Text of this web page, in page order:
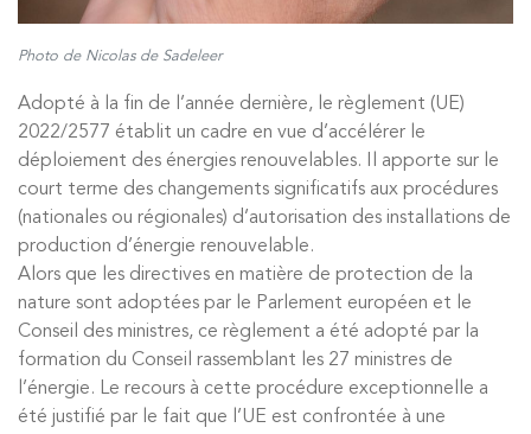
Photo de Nicolas de Sadeleer
Adopté à la fin de l’année dernière, le règlement (UE)
2022/2577 établit un cadre en vue d’accélérer le
déploiement des énergies renouvelables. Il apporte sur le
court terme des changements significatifs aux procédures
(nationales ou régionales) d’autorisation des installations de
production d’énergie renouvelable.
Alors que les directives en matière de protection de la
nature sont adoptées par le Parlement européen et le
Conseil des ministres, ce règlement a été adopté par la
formation du Conseil rassemblant les 27 ministres de
l’énergie. Le recours à cette procédure exceptionnelle a
été justifié par le fait que l’UE est confrontée à une